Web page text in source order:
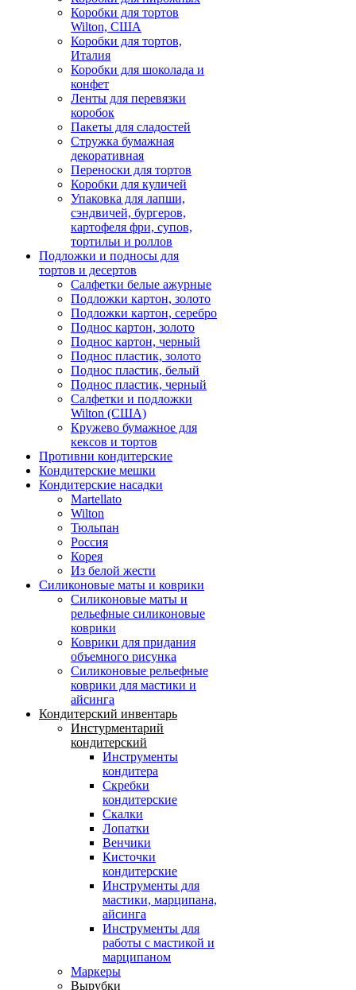
Коробки для тортов
Wilton, США
Коробки для тортов,
Италия
Коробки для шоколада и
конфет
Ленты для перевязки
коробок
Пакеты для сладостей
Стружка бумажная
декоративная
Переноски для тортов
Коробки для куличей
Упаковка для лапши,
сэндвичей, бургеров,
картофеля фри, супов,
тортильи и роллов
Подложки и подносы для
тортов и десертов
Салфетки белые ажурные
Подложки картон, золото
Подложки картон, серебро
Поднос картон, золото
Поднос картон, черный
Поднос пластик, золото
Поднос пластик, белый
Поднос пластик, черный
Салфетки и подложки
Wilton (США)
Кружево бумажное для
кексов и тортов
Противни кондитерские
Кондитерские мешки
Кондитерские насадки
Martellato
Wilton
Тюльпан
Россия
Корея
Из белой жести
Силиконовые маты и коврики
Силиконовые маты и
рельефные силиконовые
коврики
Коврики для придания
объемного рисунка
Силиконовые рельефные
коврики для мастики и
айсинга
Кондитерский инвентарь
Инстурментарий
кондитерский
Инструменты
кондитера
Скребки
кондитерские
Скалки
Лопатки
Венчики
Кисточки
кондитерские
Инструменты для
мастики, марципана,
айсинга
Инструменты для
работы с мастикой и
марципаном
Маркеры
Вырубки